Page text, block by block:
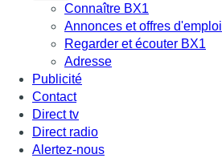
Connaître BX1
Annonces et offres d'emploi
Regarder et écouter BX1
Adresse
Publicité
Contact
Direct tv
Direct radio
Alertez-nous